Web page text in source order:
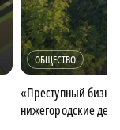
ОБЩЕСТВО
«Преступный
нижегородские